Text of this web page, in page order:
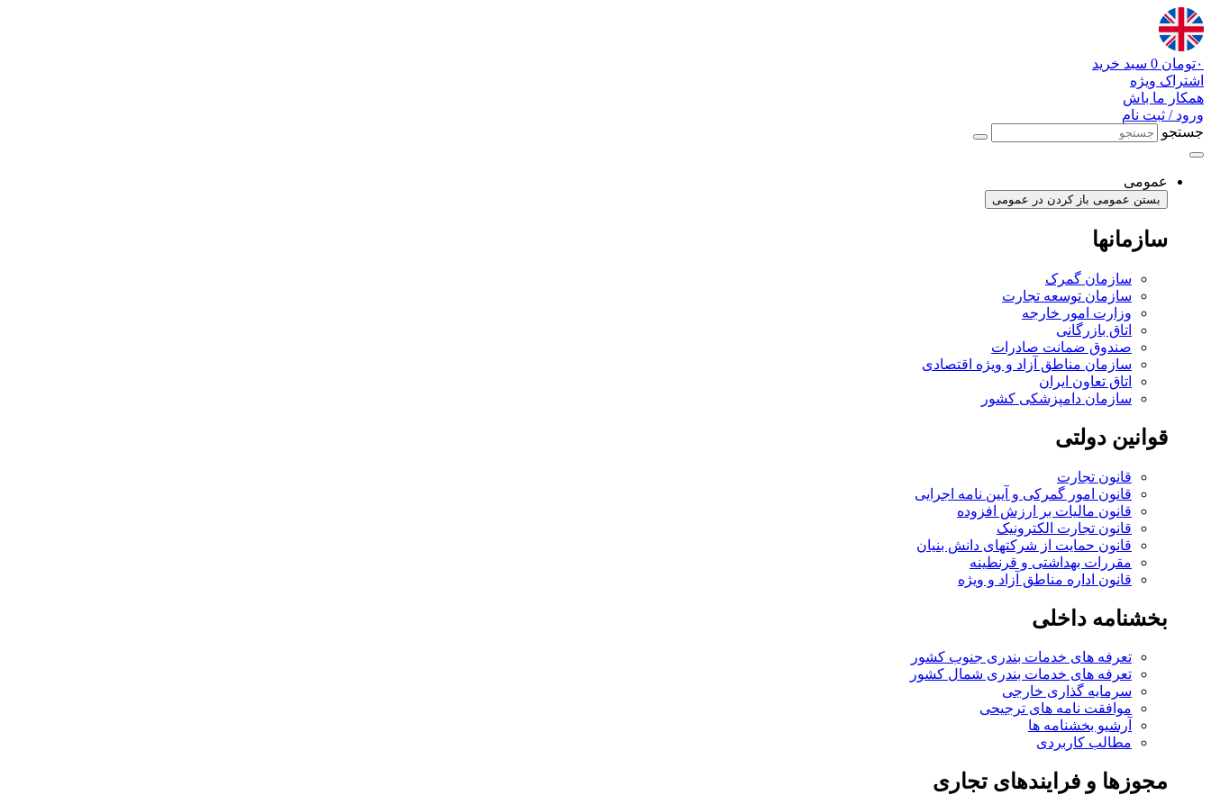
پرش
به
محتوا
۰تومان 0 سبد خرید
اشتراک ویژه
همکار ما باش
ورود / ثبت نام
جستجو
عمومی
بستن عمومی باز کردن در عمومی
سازمانها
سازمان گمرک
سازمان توسعه تجارت
وزارت امور خارجه
اتاق بازرگانی
صندوق ضمانت صادرات
سازمان مناطق آزاد و ویژه اقتصادی
اتاق تعاون ایران
سازمان دامپزشکی کشور
قوانین دولتی
قانون تجارت
قانون امور گمرکی و آیین نامه اجرایی
قانون مالیات بر ارزش افزوده
قانون تجارت الکترونیک
قانون حمایت از شرکتهای دانش بنیان
مقررات بهداشتی و قرنطینه
قانون اداره مناطق آزاد و ویژه
بخشنامه داخلی
تعرفه های خدمات بندری جنوب کشور
تعرفه های خدمات بندری شمال کشور
سرمایه گذاری خارجی
موافقت نامه های ترجیحی
آرشیو بخشنامه ها
مطالب کاربردی
مجوزها و فرایندهای تجاری